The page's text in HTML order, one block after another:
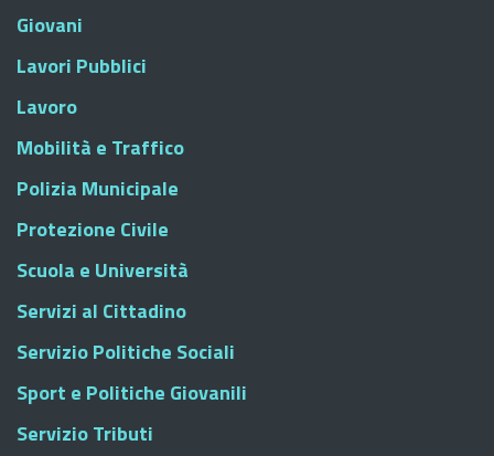
Giovani
Lavori Pubblici
Lavoro
Mobilità e Traffico
Polizia Municipale
Protezione Civile
Scuola e Università
Servizi al Cittadino
Servizio Politiche Sociali
Sport e Politiche Giovanili
Servizio Tributi